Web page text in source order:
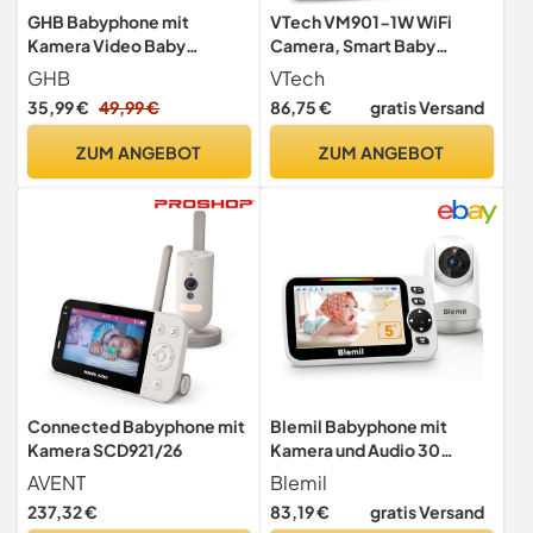
GHB Babyphone mit
Kamera Video Baby
Monitor 2,4 Zoll
GHB
35,99 € 49,99 €
ZUM ANGEBOT
VTech VM901-1W WiFi
Camera, Smart Baby
Monitor with 5 Inch HD
Display, 1080P Tilt/Swivel
Camera and App, 120° Wide
Android
VTech
86,75 € gratis Versand
ZUM ANGEBOT
Connected Babyphone mit
Kamera SCD921/26
AVENT
237,32 €
Blemil Babyphone mit
Kamera und Audio 30
Stunden wiederaufladbare
Batterie, 5" großer
Bildschirm, ferngesteuerte
Blemil
83,19 € gratis Versand